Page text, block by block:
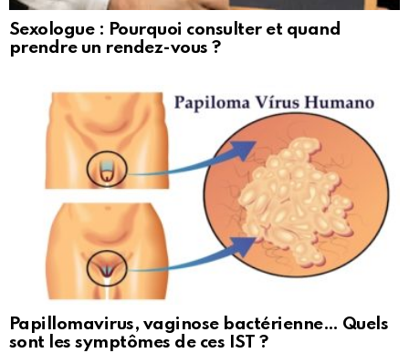
Sexologue : Pourquoi consulter et quand
prendre un rendez-vous ?
Papillomavirus, vaginose bactérienne… Quels
sont les symptômes de ces IST ?